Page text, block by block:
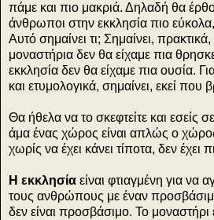
πάμε και πιο μακριά. Δηλαδή θα
άνθρωποι στην εκκλησία πιο
Αυτό σημαίνει τι; Σημαίνει,
μοναστήρια δεν θα είχαμε πια
εκκλησία δεν θα είχαμε πια ουσία.
και ετυμολογικά, σημαίνει, εκεί που
Θα ήθελα να το σκεφτείτε και εσείς
άμα ένας χώρος είναι απλώς ο
χωρίς να έχει κάνει τίποτα, δεν έχει
Η εκκλησία είναι φτιαγμένη για να
τους ανθρώπους με έναν
δεν είναι προσβάσιμο. Το μοναστήρι